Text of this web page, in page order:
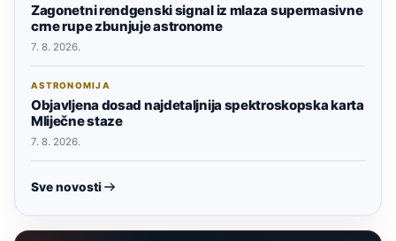
Zagonetni rendgenski signal iz mlaza supermasivne
crne rupe zbunjuje astronome
7. 8. 2026.
ASTRONOMIJA
Objavljena dosad najdetaljnija spektroskopska karta
Mliječne staze
7. 8. 2026.
Sve novosti